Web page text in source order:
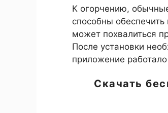
К огорчению,
способны
может похвалиться
После установки
приложение
Скачать